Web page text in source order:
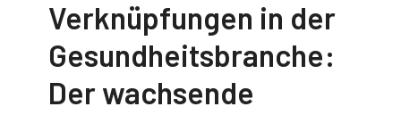
Verknüpfungen in der
Gesundheitsbranche:
Der wachsende